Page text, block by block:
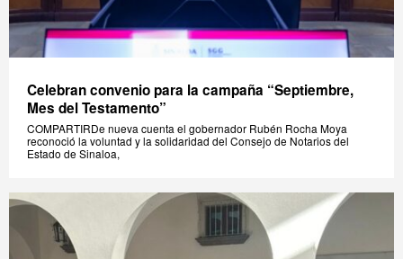
Celebran convenio para la campaña “Septiembre,
Mes del Testamento”
COMPARTIRDe nueva cuenta el gobernador Rubén Rocha Moya
reconoció la voluntad y la solidaridad del Consejo de Notarios del
Estado de Sinaloa,